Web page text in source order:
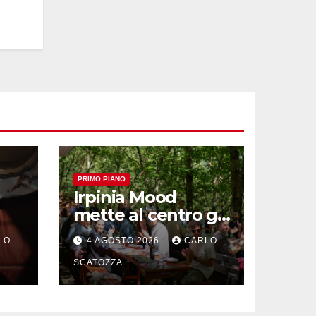
PRIMO PIANO
Irpinia Mood
mette al centro gli
“Intolleranti” per
una rivoluzione
sostenibile del
cibo
4 AGOSTO 2026 CARLO
SCATOZZA